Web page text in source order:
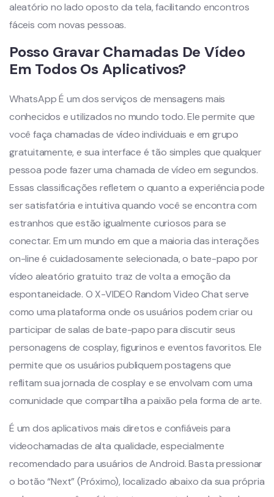
aleatório no lado oposto da tela, facilitando encontros
fáceis com novas pessoas.
Posso Gravar Chamadas De Vídeo
Em Todos Os Aplicativos?
WhatsApp É um dos serviços de mensagens mais
conhecidos e utilizados no mundo todo. Ele permite que
você faça chamadas de vídeo individuais e em grupo
gratuitamente, e sua interface é tão simples que qualquer
pessoa pode fazer uma chamada de vídeo em segundos.
Essas classificações refletem o quanto a experiência pode
ser satisfatória e intuitiva quando você se encontra com
estranhos que estão igualmente curiosos para se
conectar. Em um mundo em que a maioria das interações
on-line é cuidadosamente selecionada, o bate-papo por
vídeo aleatório gratuito traz de volta a emoção da
espontaneidade. O X-VIDEO Random Video Chat serve
como uma plataforma onde os usuários podem criar ou
participar de salas de bate-papo para discutir seus
personagens de cosplay, figurinos e eventos favoritos. Ele
permite que os usuários publiquem postagens que
reflitam sua jornada de cosplay e se envolvam com uma
comunidade que compartilha a paixão pela forma de arte.
É um dos aplicativos mais diretos e confiáveis ​​para
videochamadas de alta qualidade, especialmente
recomendado para usuários de Android. Basta pressionar
o botão “Next” (Próximo), localizado abaixo da sua própria